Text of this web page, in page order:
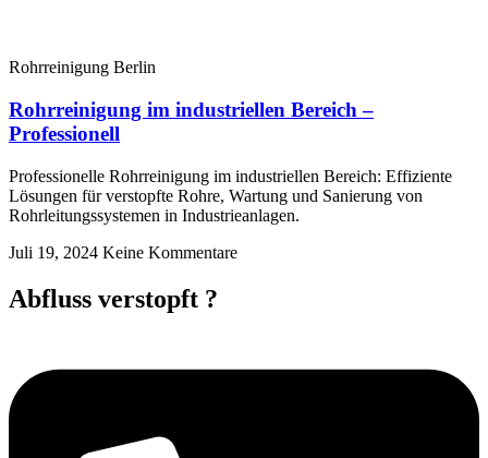
Rohrreinigung Berlin
Rohrreinigung im industriellen Bereich –
Professionell
Professionelle Rohrreinigung im industriellen Bereich: Effiziente
Lösungen für verstopfte Rohre, Wartung und Sanierung von
Rohrleitungssystemen in Industrieanlagen.
Juli 19, 2024 Keine Kommentare
Abfluss verstopft ?